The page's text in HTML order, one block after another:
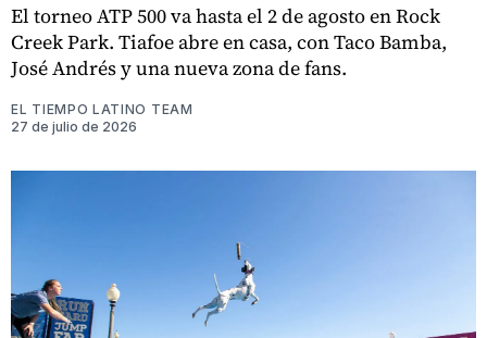
El torneo ATP 500 va hasta el 2 de agosto en Rock
Creek Park. Tiafoe abre en casa, con Taco Bamba,
José Andrés y una nueva zona de fans.
EL TIEMPO LATINO TEAM
27 de julio de 2026